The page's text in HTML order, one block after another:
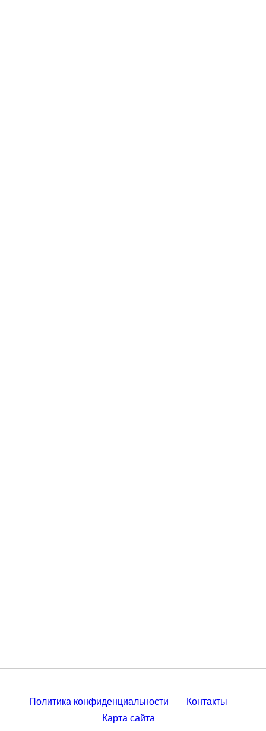
Политика конфиденциальности
Контакты
Карта сайта